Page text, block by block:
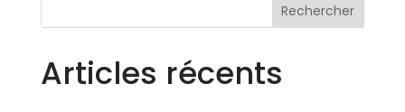
Rechercher
Articles récents